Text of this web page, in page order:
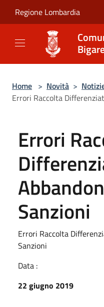
Regione Lombardia
Home > Novità >
Errori Raccolta
Errori
Sanzioni
Errori Raccolta
Sanzioni
Data :
22 giugno 2019